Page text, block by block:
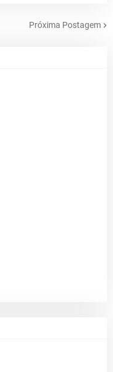
Próxima Postagem